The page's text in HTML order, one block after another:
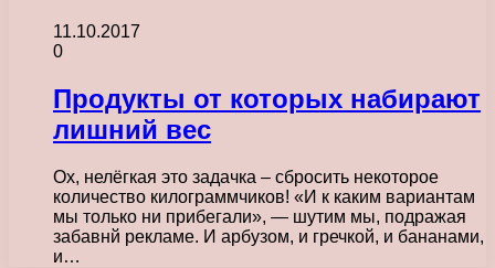
11.10.2017
0
Продукты от которых набирают
лишний вес
Ох, нелёгкая это задачка – сбросить некоторое
количество килограммчиков! «И к каким вариантам
мы только ни прибегали», — шутим мы, подражая
забавнй рекламе. И арбузом, и гречкой, и бананами,
и…